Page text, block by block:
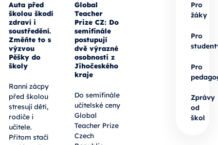
Auta před
školou škodí
zdraví i
soustředění.
Změňte to s
výzvou
Pěšky do
školy
Ranní zácpy
před školou
stresují děti,
rodiče i
učitele.
Přitom stačí
Global
Teacher
Prize CZ: Do
semifinále
postupují
dvě výrazné
osobnosti z
Jihočeského
kraje
Do semifinále
učitelské ceny
Global
Teacher Prize
Czech
Pro
žáky
Pro
Pro
Zprávy
od
škol